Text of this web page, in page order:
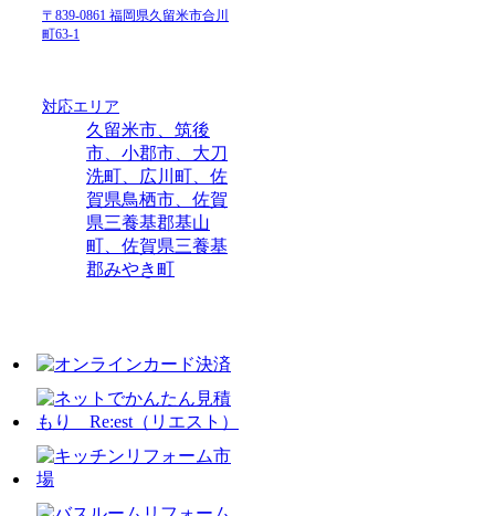
〒839-0861 福岡県久留米市合川
町63-1
対応エリア
久留米市、筑後
市、小郡市、大刀
洗町、広川町、佐
賀県鳥栖市、佐賀
県三養基郡基山
町、佐賀県三養基
郡みやき町